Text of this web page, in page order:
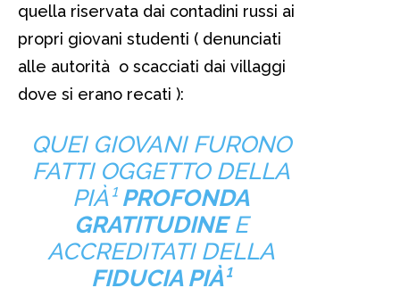
quella riservata dai contadini russi ai
propri giovani studenti ( denunciati
alle autorità o scacciati dai villaggi
dove si erano recati ):
QUEI GIOVANI FURONO
FATTI OGGETTO DELLA
PIÀ¹ PROFONDA
GRATITUDINEE
ACCREDITATI DELLA
FIDUCIA PIÀ¹